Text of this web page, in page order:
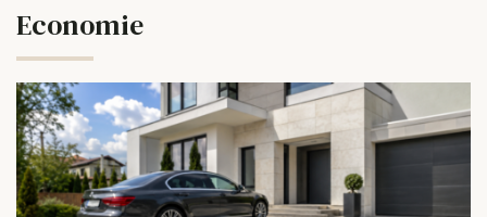
Economie